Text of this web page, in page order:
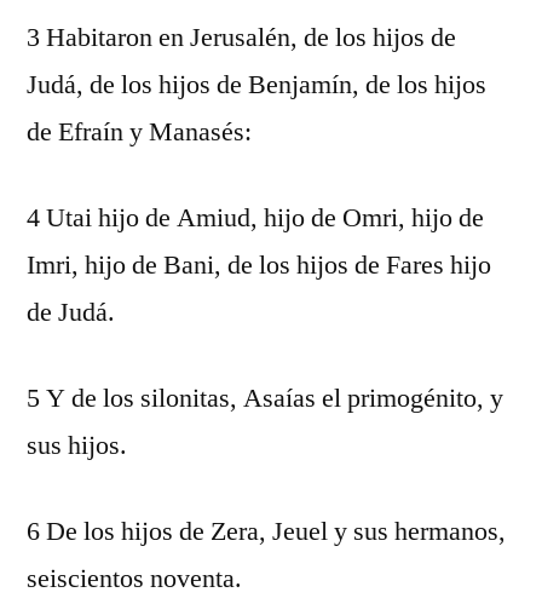
3 Habitaron en Jerusalén, de los hijos de
Judá, de los hijos de Benjamín, de los hijos
de Efraín y Manasés:
4 Utai hijo de Amiud, hijo de Omri, hijo de
Imri, hijo de Bani, de los hijos de Fares hijo
de Judá.
5 Y de los silonitas, Asaías el primogénito, y
sus hijos.
6 De los hijos de Zera, Jeuel y sus hermanos,
seiscientos noventa.